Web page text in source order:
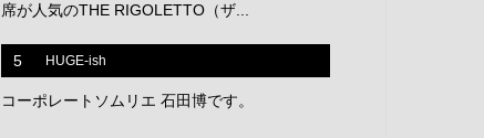
席が人気のTHE RIGOLETTO（ザ...
5 HUGE-ish
コーポレートソムリエ 石田博です。